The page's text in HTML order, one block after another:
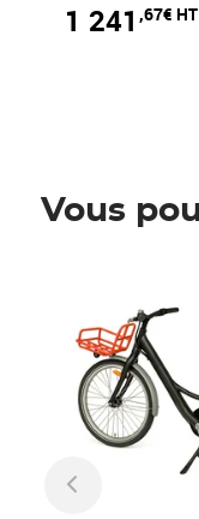
1 241 ,67€ HT
Vous